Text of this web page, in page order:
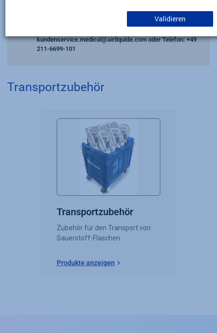
Validieren
Bitte berücksichtigen Sie dies bei Ihren Bestellungen.
kundenservice.medical@airliquide.comoder Telefon: +49
211-6699-101
Transportzubehör
Transportzubehör
Zubehör für den Transport von
Sauerstoff-Flaschen
Produkte anzeigen